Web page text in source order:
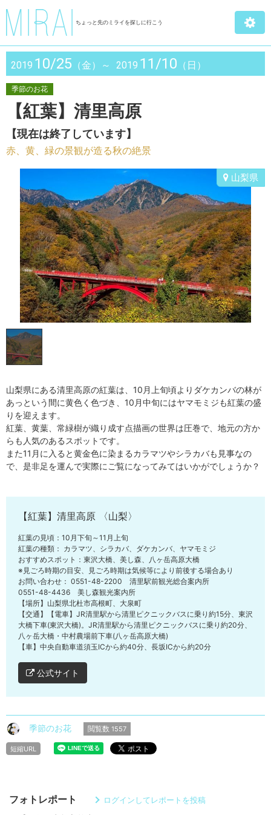
ちょっと先のミライを探しに行こう
2019 10/25 （金）～ 2019 11/10 （日）
季節のお花
【紅葉】清里高原
【現在は終了しています】
赤、黄、緑の景観が造る秋の絶景
山梨県
山梨県にある清里高原の紅葉は、10月上旬頃よりダケカンバの林が
あっという間に黄色く色づき、10月中旬にはヤマモミジも紅葉の盛
りを迎えます。
紅葉、黄葉、常緑樹が織り成す点描画の世界は圧巻で、地元の方か
らも人気のあるスポットです。
また11月に入ると黄金色に染まるカラマツやシラカバも見事なの
で、是非足を運んで実際にご覧になってみてはいかがでしょうか？
【紅葉】清里高原 〈山梨〉
紅葉の見頃：10月下旬～11月上旬
紅葉の種類： カラマツ、シラカバ、ダケカンバ、ヤマモミジ
おすすめスポット：東沢大橋、美し森、八ヶ岳高原大橋
※見ごろ時期の目安、見ごろ時期は気候等により前後する場合あり
お問い合わせ： 0551-48-2200 清里駅前観光総合案内所
0551-48-4436 美し森観光案内所
【場所】山梨県北杜市高根町、大泉町
【交通】【電車】JR清里駅から清里ピクニックバスに乗り約15分、東沢
大橋下車(東沢大橋)。JR清里駅から清里ピクニックバスに乗り約20分、
八ヶ岳大橋・中村農場前下車(八ヶ岳高原大橋)
【車】中央自動車道須玉ICから約40分、長坂ICから約20分
公式サイト
季節のお花 閲覧数 1557
短縮URL
フォトレポート ログインしてレポートを投稿